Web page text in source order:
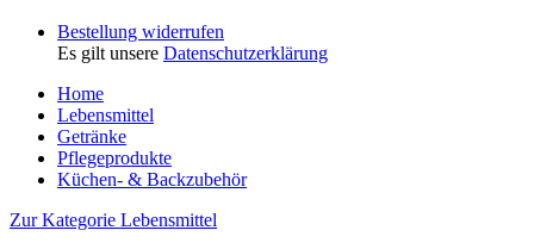
Bestellung widerrufen
Es gilt unsere Datenschutzerklärung
Home
Lebensmittel
Getränke
Pflegeprodukte
Küchen- & Backzubehör
Zur Kategorie Lebensmittel